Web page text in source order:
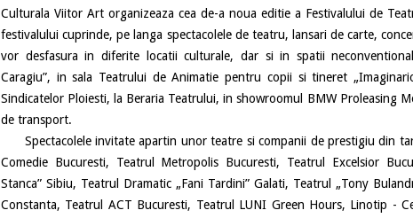
Culturala Viitor Art organizeaza cea de-a noua editie a Festivalului de
festivalului cuprinde, pe langa spectacolele de teatru, lansari de carte,
vor desfasura in diferite locatii culturale, dar si in spatii
Caragiu”, in sala Teatrului de Animatie pentru copii si tineret
Sindicatelor Ploiesti, la Beraria Teatrului, in showroomul BMW Proleasing
de transport.
Spectacolele invitate apartin unor teatre si companii de prestigiu din
Comedie Bucuresti, Teatrul Metropolis Bucuresti, Teatrul Excelsior
Stanca” Sibiu, Teatrul Dramatic „Fani Tardini” Galati, Teatrul „Tony
Constanta, Teatrul ACT Bucuresti, Teatrul LUNI Green Hours, Linotip -